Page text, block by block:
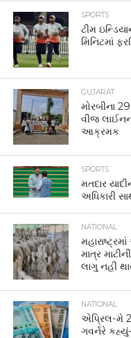
SPORTS
ટીમ
મિનિટમાં
GUJARAT
મોરબીના
વીજ
આક્રમક
SPORTS
મતદાર
અધિકારી
NATIONAL
માત્ર
લાગુ નહીં
NATIONAL
એપ્રિલ-મે
ગવર્નરે